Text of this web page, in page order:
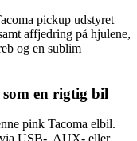
pickup udstyret
affjedring på hjulene,
og en sublim
en rigtig bil
pink Tacoma elbil.